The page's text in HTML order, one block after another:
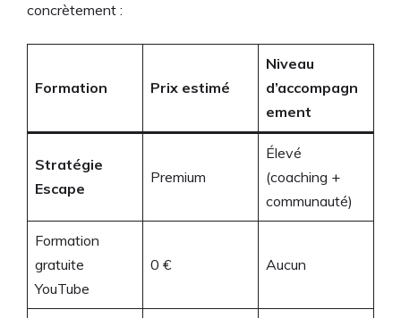
concrètement :
Formation Prix estimé
Niveau
d’accompagn
ement
Stratégie
Escape
Premium
Élevé
(coaching +
communauté)
Formation
gratuite
YouTube
0 € Aucun